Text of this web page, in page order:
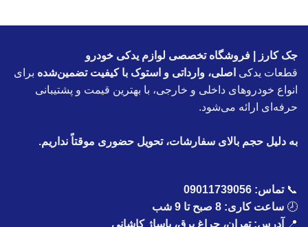
جک کارز | فروشگاه تخصصی لوازم یدکی خودرو
قطعات یدکی اصلی، وارداتی و استوک با کیفیت تضمین‌شده برای
انواع خودروهای داخلی و خارجی، با بهترین قیمت و پشتیبانی
حرفه‌ای ارائه می‌شود.
به دلیل حجم بالای سفارشات، تحویل حضوری موقتاً نداریم.
📞تماس: 09011739056
🕗 ساعت کاری: 8 صبح تا 9 شب
📍
آدرس: تهران، چراغ برق، پاساژ کاشانی